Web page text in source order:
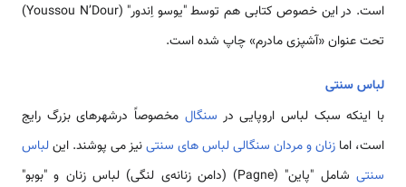
است. در این خصوص کتابی هم توسط "یوسو اِندور" (Youssou N’Dour)
تحت عنوان «آشپزی مادرم» چاپ شده است.
لباس سنتی
با اینکه سبک لباس اروپایی در سنگال مخصوصاً درشهرهای بزرگ رایج
است، اما زنان و مردان سنگالیلباس های سنتینیز می پوشند. اینلباس
سنتی
شامل "پاین" (Pagne) (دامن زنانه‌ی لنگی) لباس زنان و "بوبو"